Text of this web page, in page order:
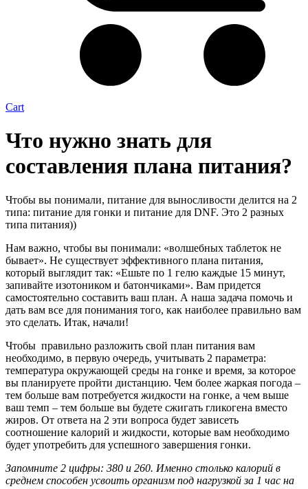
Cart
Что нужно знать для
составления плана питания?
Чтобы вы понимали, питание для выносливости делится на 2
типа: питание для гонки и питание для DNF. Это 2 разных
типа питания))
Нам важно, чтобы вы понимали: «волшебных таблеток не
бывает». Не существует эффективного плана питания,
который выглядит так: «Ешьте по 1 гелю каждые 15 минут,
запивайте изотоником и батончиками». Вам придется
самостоятельно составить ваш план. А наша задача помочь и
дать вам все для понимания того, как наиболее правильно вам
это сделать. Итак, начали!
Чтобы правильно разложить свой план питания вам
необходимо, в первую очередь, учитывать 2 параметра:
температура окружающей среды на гонке и время, за которое
вы планируете пройти дистанцию. Чем более жаркая погода –
тем больше вам потребуется жидкости на гонке, а чем выше
ваш темп – тем больше вы будете сжигать гликогена вместо
жиров. От ответа на 2 эти вопроса будет зависеть
соотношение калорий и жидкости, которые вам необходимо
будет употребить для успешного завершения гонки.
Запомните 2 цифры: 380 и 260. Именно столько калорий в
среднем способен усвоить организм под нагрузкой за 1 час на